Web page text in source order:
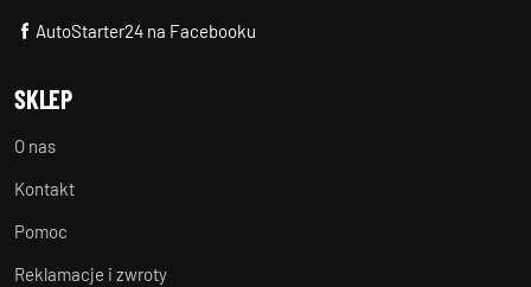
AutoStarter24 na Facebooku
SKLEP
O nas
Kontakt
Pomoc
Reklamacje i zwroty